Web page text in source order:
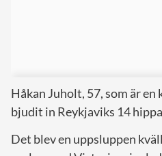
Håkan Juholt, 57, som är en
bjudit in Reykjaviks 14
Det blev en uppsluppen